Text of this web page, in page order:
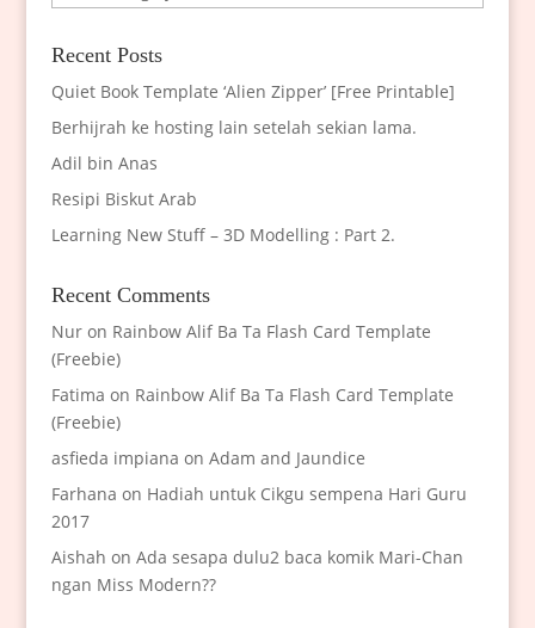
Recent Posts
Quiet Book Template ‘Alien Zipper’ [Free Printable]
Berhijrah ke hosting lain setelah sekian lama.
Adil bin Anas
Resipi Biskut Arab
Learning New Stuff – 3D Modelling : Part 2.
Recent Comments
Nuron Rainbow Alif Ba Ta Flash Card Template
(Freebie)
Fatima on Rainbow Alif Ba Ta Flash Card Template
(Freebie)
asfieda impiana on Adam and Jaundice
Farhana on Hadiah untuk Cikgu sempena Hari Guru
2017
Aishah on Ada sesapa dulu2 baca komik Mari-Chan
ngan Miss Modern??